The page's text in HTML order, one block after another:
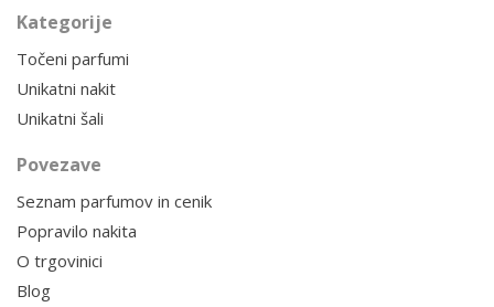
Kategorije
Točeni parfumi
Unikatni nakit
Unikatni šali
Povezave
Seznam parfumov in cenik
Popravilo nakita
O trgovinici
Blog